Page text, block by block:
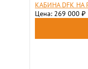
КАБИНА DFK НА
Цена: 269 000 ₽